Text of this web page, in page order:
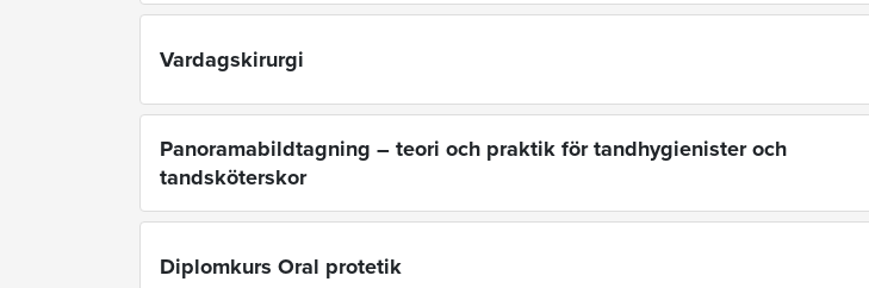
Vardagskirurgi
Panoramabildtagning – teori och praktik för tandhygienister och
tandsköterskor
Diplomkurs Oral protetik